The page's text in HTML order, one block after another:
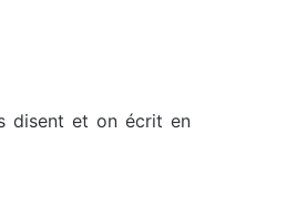
disent et on écrit en